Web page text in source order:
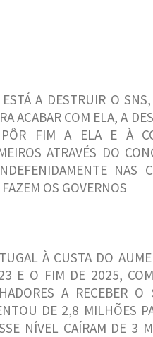
A DESTRUIR O
ACABAR COM ELA, A
FIM A ELA E À
ATRAVÉS DO
NAS
OS GOVERNOS
À CUSTA DO
E O FIM DE 2025,
A RECEBER O
DE 2,8 MILHÕES
NÍVEL CAÍRAM DE 3